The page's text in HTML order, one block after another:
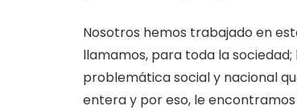
Nosotros hemos trabajado en
llamamos, para toda la
problemática social y nacional
entera y por eso, le encontramos